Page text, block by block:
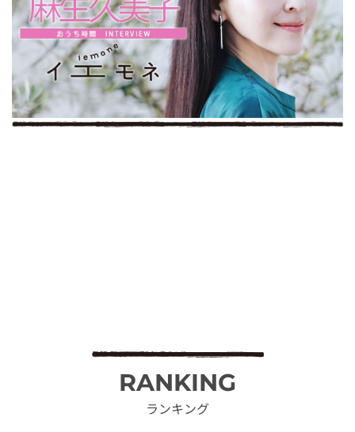
RANKING
ランキング